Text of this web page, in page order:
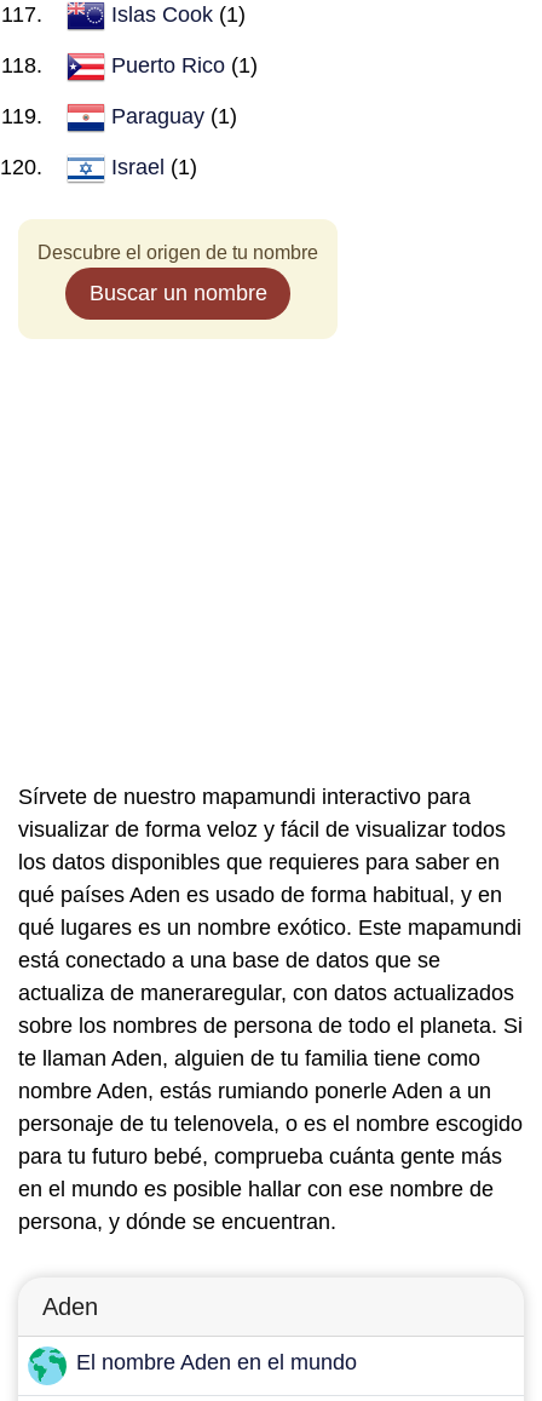
Islas Cook (1)
Puerto Rico (1)
Paraguay (1)
Israel (1)
Descubre el origen de tu nombre
Buscar un nombre
Sírvete de nuestro mapamundi interactivo para
visualizar de forma veloz y fácil de visualizar todos
los datos disponibles que requieres para saber en
qué países Aden es usado de forma habitual, y en
qué lugares es un nombre exótico. Este mapamundi
está conectado a una base de datos que se
actualiza de maneraregular, con datos actualizados
sobre los nombres de persona de todo el planeta. Si
te llaman Aden, alguien de tu familia tiene como
nombre Aden, estás rumiando ponerle Aden a un
personaje de tu telenovela, o es el nombre escogido
para tu futuro bebé, comprueba cuánta gente más
en el mundo es posible hallar con ese nombre de
persona, y dónde se encuentran.
Aden
El nombre Aden en el mundo